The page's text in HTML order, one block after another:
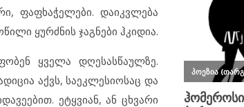
ფაფხაჭელები. დაიკვლება
ყურძნის ჯაგნები ჰკიდია.
ყველა დღესასწაულზე.
აქვს, საეკლესიოსაც და
ეტყვიან, ან ცხვარი